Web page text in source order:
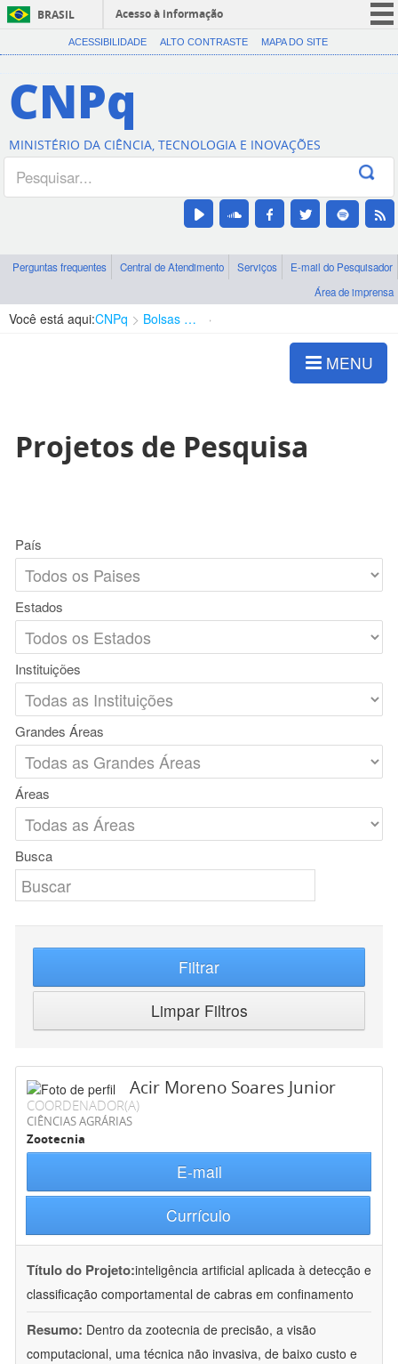
BRASIL
Acesso à informação
CORONAVÍRUS (COVID-19)
Canais
ACESSIBILIDADE ALTO CONTRASTE MAPA DO SITE
CNPq
MINISTÉRIO DA CIÊNCIA, TECNOLOGIA E INOVAÇÕES
Perguntas frequentes Central de Atendimento Serviços
E-mail do Pesquisador
Área de imprensa
Você está aqui:CNPq Bolsas e Auxílios Vigentes
MENU
Projetos de Pesquisa
País
Estados
Instituições
Grandes Áreas
Áreas
Busca
Filtrar
Limpar Filtros
Acir Moreno Soares Junior
COORDENADOR(A)
CIÊNCIAS AGRÁRIAS
Zootecnia
E-mail
Currículo
Título do Projeto:inteligência artificial aplicada à detecção e
classificação comportamental de cabras em confinamento
Resumo: Dentro da zootecnia de precisão, a visão
computacional, uma técnica não invasiva, de baixo custo e